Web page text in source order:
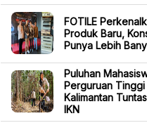
FOTILE
Produk Baru,
Punya Lebih
Puluhan
Perguruan Tinggi
Kalimantan
IKN